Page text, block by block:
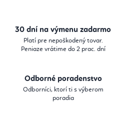
30 dní na výmenu zadarmo
Platí pre nepoškodený tovar.
Peniaze vrátime do 2 prac. dní
Odborné poradenstvo
Odborníci, ktorí ti s výberom
poradia